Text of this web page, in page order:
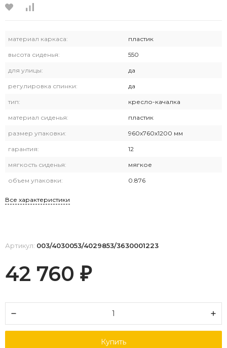
материал каркаса: пластик
высота сиденья: 550
для улицы: да
регулировка спинки: да
тип: кресло-качалка
материал сиденья: пластик
размер упаковки: 960х760х1200 мм
гарантия: 12
мягкость сиденья: мягкое
объем упаковки: 0.876
Все характеристики
Артикул: 003/4030053/4029853/3630001223
42 760 ₽
Купить